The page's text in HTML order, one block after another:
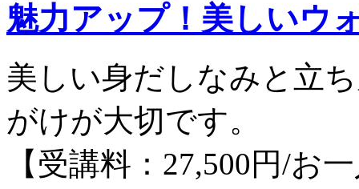
魅力アップ！美しいウ
美しい身だしなみと立
がけが大切です。
【受講料：27,500円/